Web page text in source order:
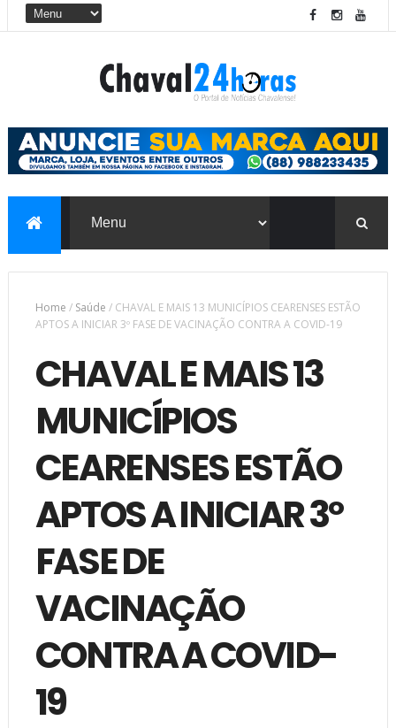
Home / Saúde / CHAVAL E MAIS 13 MUNICÍPIOS CEARENSES ESTÃO
APTOS A INICIAR 3º FASE DE VACINAÇÃO CONTRA A COVID-19
CHAVAL E MAIS 13
MUNICÍPIOS
CEARENSES ESTÃO
APTOS A INICIAR 3º
FASE DE
VACINAÇÃO
CONTRA A COVID-
19